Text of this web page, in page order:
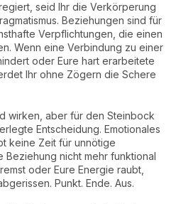
seid Ihr die Verkörperung
Beziehungen sind für
Verpflichtungen, die einen
Wenn eine Verbindung zu einer
oder Eure hart erarbeitete
Ihr ohne Zögern die Schere
wirken, aber für den Steinbock
Entscheidung. Emotionales
keine Zeit für unnötige
Beziehung nicht mehr funktional
oder Eure Energie raubt,
Punkt. Ende. Aus.